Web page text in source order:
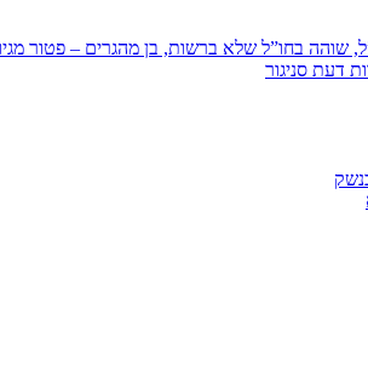
בחו”ל שלא ברשות, בן מהגרים – פטור
דעת סניגור